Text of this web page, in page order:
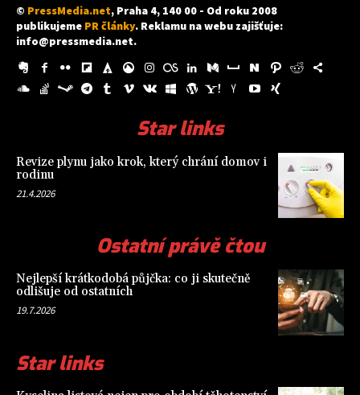
© PressMedia.net, Praha 4, 140 00 - Od roku 2008
publikujeme PR články. Reklamu na webu zajišťuje:
info@pressmedia.net.
Star links
Revize plynu jako krok, který chrání domov i
rodinu
21.4.2026
Ostatní právě čtou
Nejlepší krátkodobá půjčka: co ji skutečně
odlišuje od ostatních
19.7.2026
Star links